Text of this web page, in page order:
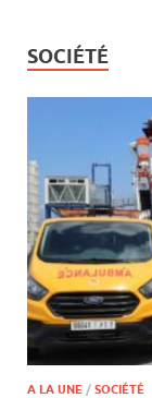
SOCIÉTÉ
A LA UNE / SOCIÉTÉ